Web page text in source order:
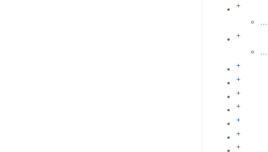
+
+
+
+
+
+
+
+
+